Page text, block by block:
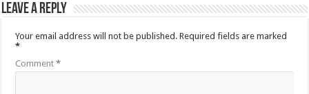
Leave a Reply
Your email address will not be published. Required fields are marked
*
Comment*